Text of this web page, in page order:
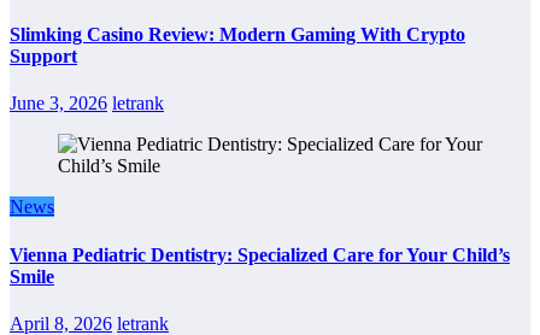
Slimking Casino Review: Modern Gaming With Crypto
Support
June 3, 2026 letrank
News
Vienna Pediatric Dentistry: Specialized Care for Your Child’s
Smile
April 8, 2026 letrank